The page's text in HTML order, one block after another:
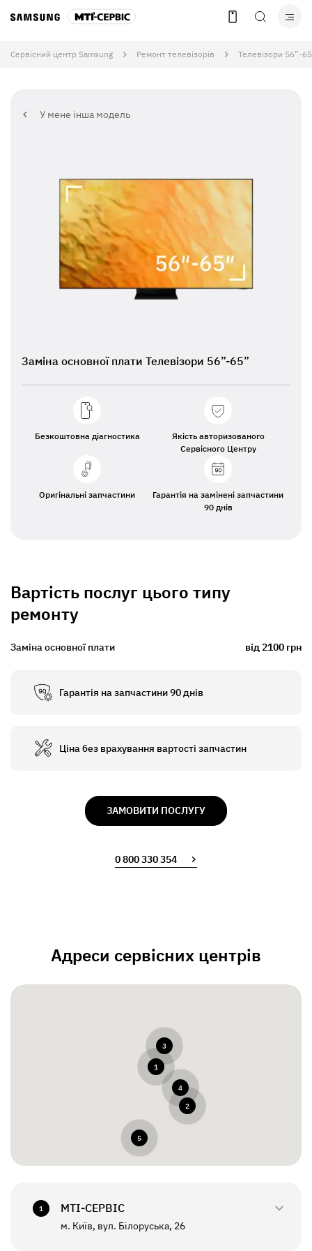
Сервісний центр Samsung Ремонт телевізорів Телевізори 56”-
У мене інша модель
Заміна основної плати Телевізори 56”-65”
Безкоштовна діагностика
Якість авторизованого
Сервісного Центру
Оригінальні запчастини
Гарантія на замінені запчастини
90 днів
Вартість послуг цього типу
ремонту
Заміна основної плати від 2100 грн
Гарантія на запчастини 90 днів
Ціна без врахування вартості запчастин
ЗАМОВИТИ ПОСЛУГУ
0 800 330 354
Адреси сервісних центрів
1
2
3
4
5
1 МТI-СЕРВІС
м. Київ, вул. Білоруська, 26